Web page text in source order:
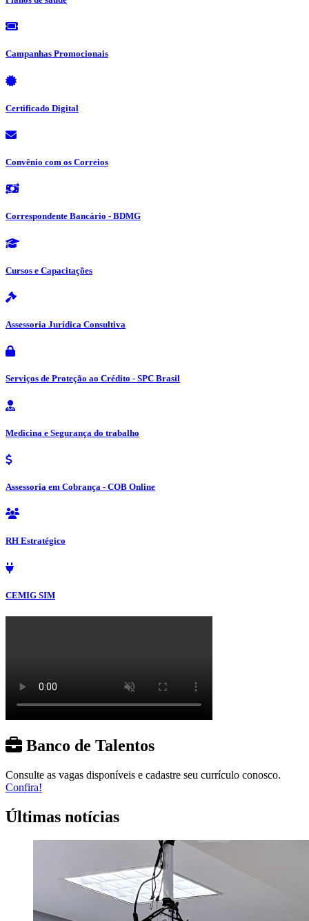
Campanhas Promocionais
Certificado Digital
Convênio com os Correios
Correspondente Bancário - BDMG
Cursos e Capacitações
Assessoria Jurídica Consultiva
Serviços de Proteção ao Crédito - SPC Brasil
Medicina e Segurança do trabalho
Assessoria em Cobrança - COB Online
RH Estratégico
CEMIG SIM
Banco de Talentos
Consulte as vagas disponíveis e cadastre seu currículo conosco.
Confira!
Últimas notícias